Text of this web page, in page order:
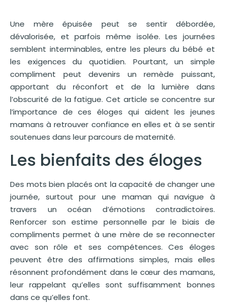
Une mère épuisée peut se sentir débordée,
dévalorisée, et parfois même isolée. Les journées
semblent interminables, entre les pleurs du bébé et
les exigences du quotidien. Pourtant, un simple
compliment peut devenirs un remède puissant,
apportant du réconfort et de la lumière dans
l’obscurité de la fatigue. Cet article se concentre sur
l’importance de ces éloges qui aident les jeunes
mamans à retrouver confiance en elles et à se sentir
soutenues dans leur parcours de maternité.
Les bienfaits des éloges
Des mots bien placés ont la capacité de changer une
journée, surtout pour une maman qui navigue à
travers un océan d’émotions contradictoires.
Renforcer son estime personnelle par le biais de
compliments permet à une mère de se reconnecter
avec son rôle et ses compétences. Ces éloges
peuvent être des affirmations simples, mais elles
résonnent profondément dans le cœur des mamans,
leur rappelant qu’elles sont suffisamment bonnes
dans ce qu’elles font.